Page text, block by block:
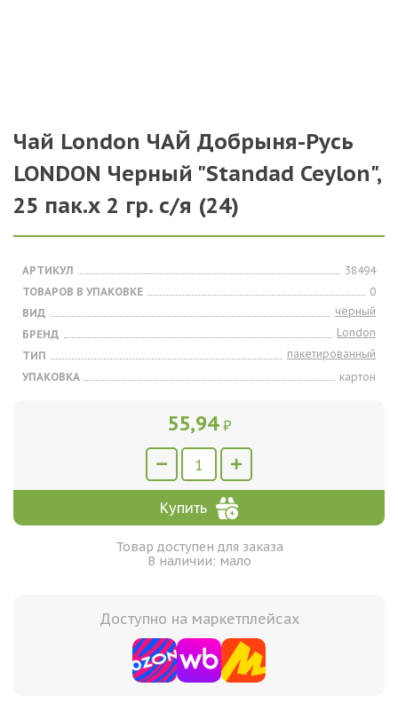
Чай London ЧАЙ Добрыня-Русь
LONDON Черный "Standad Ceylon",
25 пак.х 2 гр. с/я (24)
АРТИКУЛ
38494
ТОВАРОВ В УПАКОВКЕ
0
ВИД
чёрный
БРЕНД
London
ТИП
пакетированный
УПАКОВКА
картон
55,94 ₽
Купить
Товар доступен для заказа
В наличии: мало
Доступно на маркетплейсах